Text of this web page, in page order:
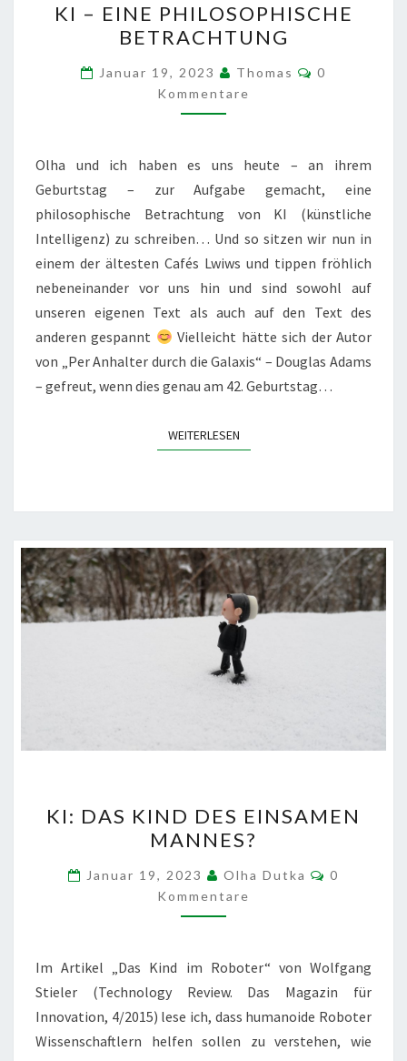
–
EINE
PHILOSOPHISCHE
BETRACHTUNG
KI – EINE PHILOSOPHISCHE
BETRACHTUNG
Januar 19, 2023 Thomas Kommentare
0
Kommentare
Olha und ich haben es uns heute – an ihrem
Geburtstag – zur Aufgabe gemacht, eine
philosophische Betrachtung von KI (künstliche
Intelligenz) zu schreiben… Und so sitzen wir nun in
einem der ältesten Cafés Lwiws und tippen fröhlich
nebeneinander vor uns hin und sind sowohl auf
unseren eigenen Text als auch auf den Text des
anderen gespannt
Vielleicht hätte sich der Autor
von „Per Anhalter durch die Galaxis“ – Douglas Adams
– gefreut, wenn dies genau am 42. Geburtstag…
WEITERLESENWEITERLESEN
DAS
KIND
DES
EINSAMEN
MANNES?
KI: DAS KIND DES EINSAMEN
MANNES?
Januar 19, 2023 Olha Dutka
0
Kommentare
Im Artikel „Das Kind im Roboter“ von Wolfgang
Stieler (Technology Review. Das Magazin für
Innovation, 4/2015) lese ich, dass humanoide Roboter
Wissenschaftlern helfen sollen zu verstehen, wie